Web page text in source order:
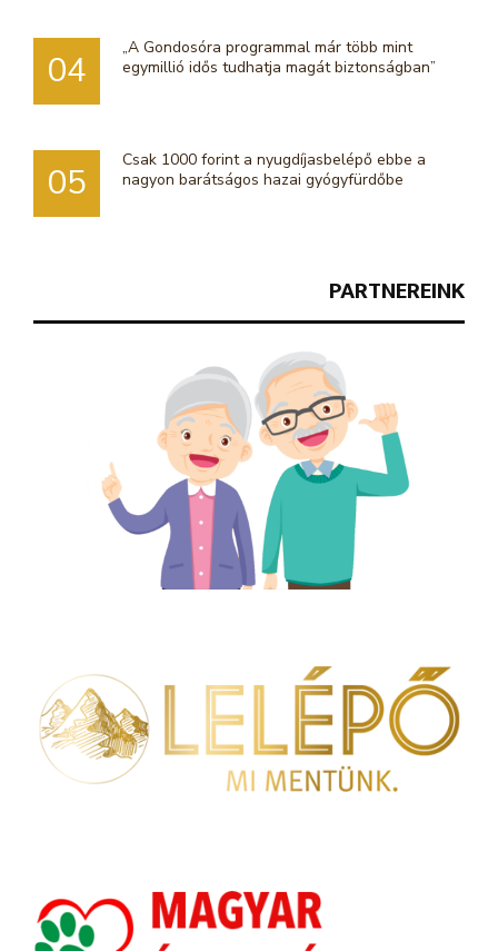
PARTNEREINK
04
„A Gondosóra programmal már több mint
egymillió idős tudhatja magát biztonságban”
05
Csak 1000 forint a nyugdíjasbelépő ebbe a
nagyon barátságos hazai gyógyfürdőbe